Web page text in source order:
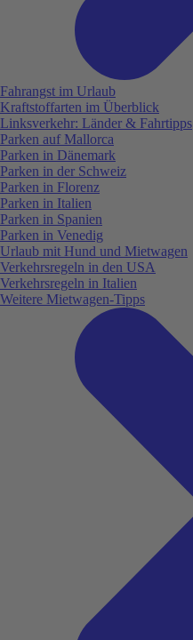
Fahrangst im Urlaub
Kraftstoffarten im Überblick
Linksverkehr: Länder & Fahrtipps
Parken auf Mallorca
Parken in Dänemark
Parken in der Schweiz
Parken in Florenz
Parken in Italien
Parken in Spanien
Parken in Venedig
Urlaub mit Hund und Mietwagen
Verkehrsregeln in den USA
Verkehrsregeln in Italien
Weitere Mietwagen-Tipps